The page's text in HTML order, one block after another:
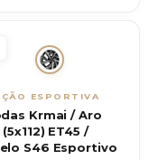
ESPORTIVA
Krmai / Aro
(5x112) ET45 /
S46 Esportivo